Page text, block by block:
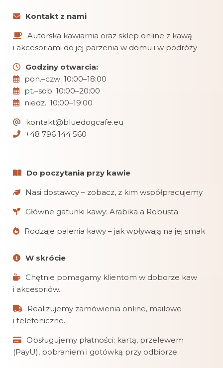
Kontakt z nami
Autorska kawiarnia oraz sklep online z kawą
i akcesoriami do jej parzenia w domu i w podróży
Godziny otwarcia:
pon.–czw: 10:00–18:00
pt.–sob: 10:00–20:00
niedz.: 10:00–19:00
kontakt@bluedogcafe.eu
+48 796 144 560
Do poczytania przy kawie
Nasi dostawcy – zobacz, z kim współpracujemy
Główne gatunki kawy: Arabika a Robusta
Rodzaje palenia kawy – jak wpływają na jej smak
W skrócie
Chętnie pomagamy klientom w doborze kaw
i akcesoriów.
Realizujemy zamówienia online, mailowe
i telefoniczne.
Obsługujemy płatności: kartą, przelewem
(PayU), pobraniem i gotówką przy odbiorze.